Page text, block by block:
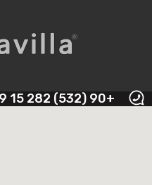
+90 (532) 282 15 99